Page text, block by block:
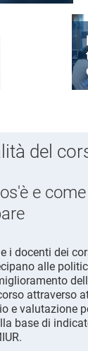
del
e come
i docenti dei
alle
attraverso
e valutazione
base di